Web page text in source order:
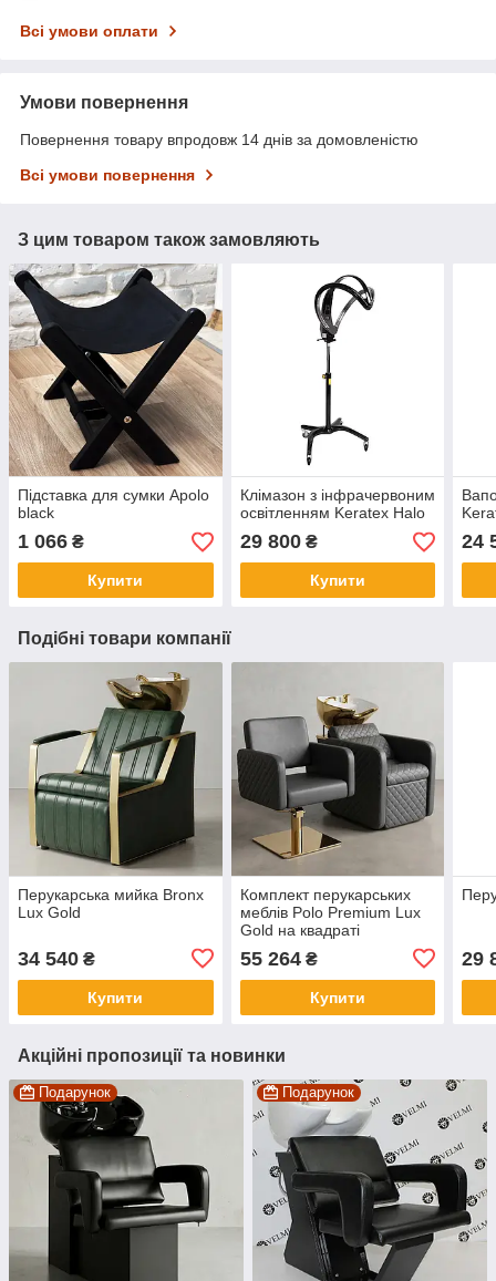
Всі умови оплати
Умови повернення
Повернення товару впродовж 14 днів за домовленістю
Всі умови повернення
З цим товаром також замовляють
Підставка для сумки Apolo
black
1 066 ₴
Купити
Клімазон з інфрачервоним
освітленням Keratex Halo
29 800₴
Купити
24
Подібні товари компанії
Перукарська мийка Bronx
Lux Gold
34 540 ₴
Купити
Комплект перукарських
меблів Polo Premium Lux
Gold на квадраті
55 264₴
Купити
29
Акційні пропозиції та новинки
Подарунок Подарунок